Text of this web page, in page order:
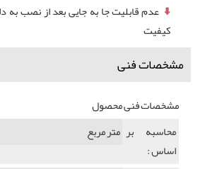
عدم قابلیت جا به جایی بعد از نصب به
کیفیت
مشخصات فنی
مشخصات فنی محصول
محاسبه بر
اساس :
متر مربع